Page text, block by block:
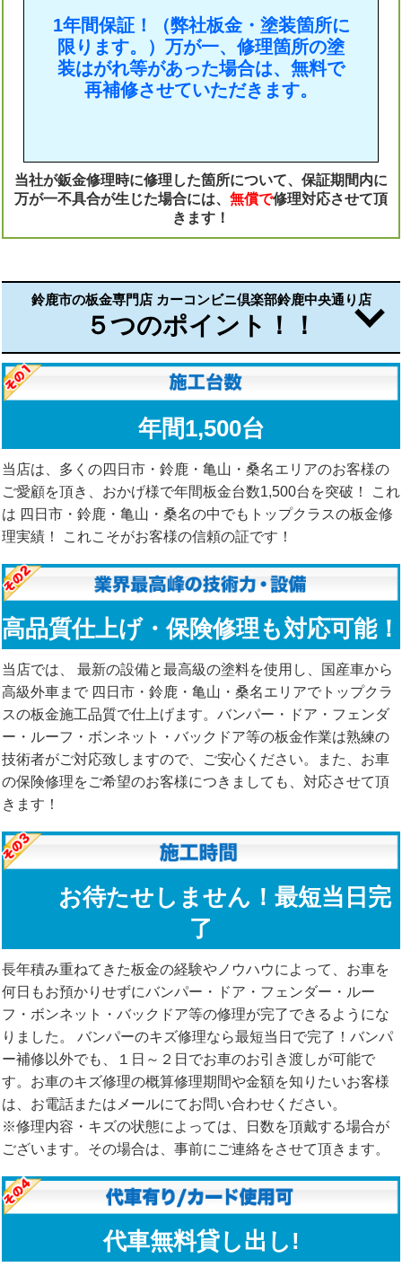
1年間保証！（弊社板金・塗装箇所に
限ります。）万が一、修理箇所の塗
装はがれ等があった場合は、無料で
再補修させていただきます。
当社が鈑金修理時に修理した箇所について、保証期間内に
万が一不具合が生じた場合には、 無償で修理対応させて頂
きます！
鈴鹿市の板金専門店 カーコンビニ倶楽部鈴鹿中央通り店
５つのポイント！！
年間1,500台
当店は、多くの四日市・鈴鹿・亀山・桑名エリアのお客様の
ご愛顧を頂き、おかげ様で年間板金台数1,500台を突破！ これ
は 四日市・鈴鹿・亀山・桑名の中でもトップクラスの板金修
理実績！ これこそがお客様の信頼の証です！
高品質仕上げ・保険修理も対応可能！
当店では、 最新の設備と最高級の塗料を使用し、国産車から
高級外車まで 四日市・鈴鹿・亀山・桑名エリアでトップクラ
スの板金施工品質で仕上げます。バンパー・ドア・フェンダ
ー・ルーフ・ボンネット・バックドア等の板金作業は熟練の
技術者がご対応致しますので、ご安心ください。また、お車
の保険修理をご希望のお客様につきましても、対応させて頂
きます！
お待たせしません！最短当日完
了
長年積み重ねてきた板金の経験やノウハウによって、お車を
何日もお預かりせずにバンパー・ドア・フェンダー・ルー
フ・ボンネット・バックドア等の修理が完了できるようにな
りました。 バンパーのキズ修理なら最短当日で完了！バンパ
ー補修以外でも、１日～２日でお車のお引き渡しが可能で
す。お車のキズ修理の概算修理期間や金額を知りたいお客様
は、お電話またはメールにてお問い合わせください。
※修理内容・キズの状態によっては、日数を頂戴する場合が
ございます。その場合は、事前にご連絡をさせて頂きます。
代車無料貸し出し!